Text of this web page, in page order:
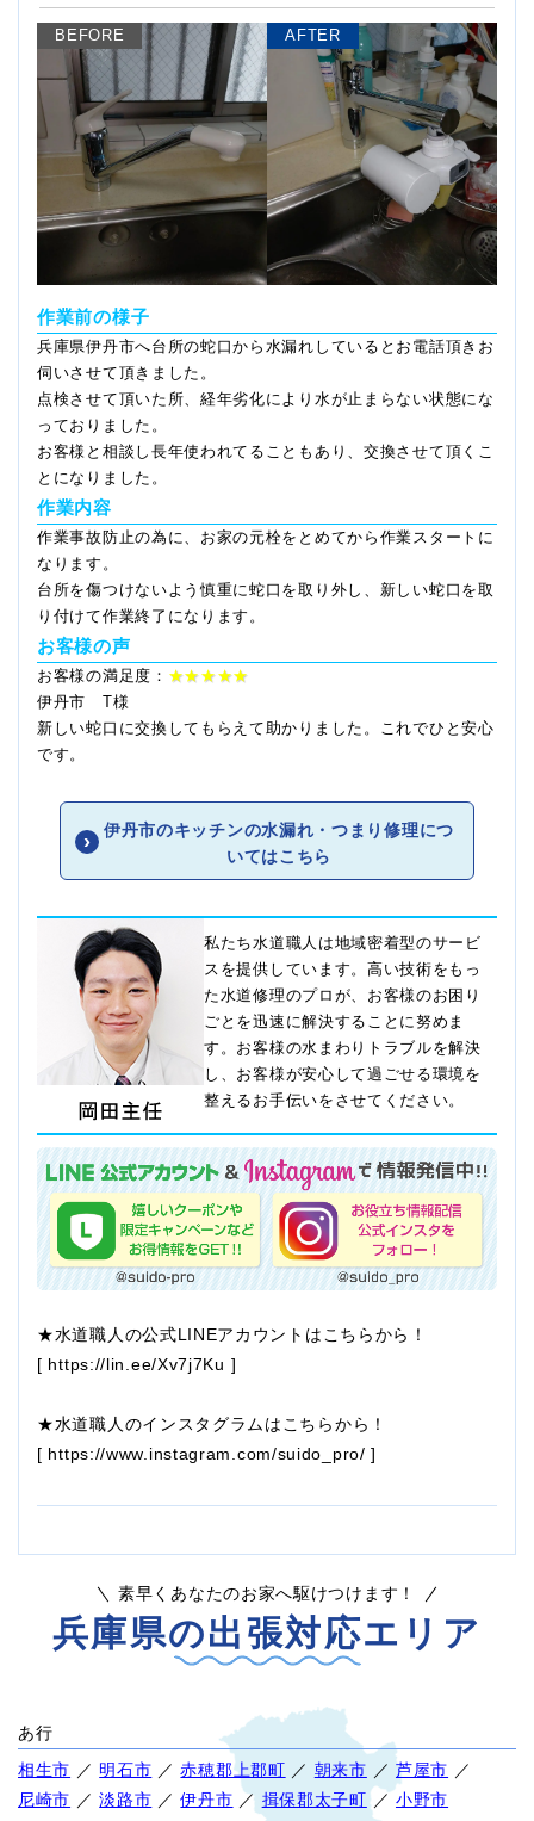
BEFORE AFTER
作業前の様子
兵庫県伊丹市へ台所の蛇口から水漏れしているとお電話頂きお
伺いさせて頂きました。
点検させて頂いた所、経年劣化により水が止まらない状態にな
っておりました。
お客様と相談し長年使われてることもあり、交換させて頂くこ
とになりました。
作業内容
作業事故防止の為に、お家の元栓をとめてから作業スタートに
なります。
台所を傷つけないよう慎重に蛇口を取り外し、新しい蛇口を取
り付けて作業終了になります。
お客様の声
お客様の満足度： ★★★★★
伊丹市 T様
新しい蛇口に交換してもらえて助かりました。これでひと安心
です。
伊丹市のキッチンの水漏れ・つまり修理につ
いてはこちら
私たち水道職人は地域密着型のサービ
スを提供しています。高い技術をもっ
た水道修理のプロが、お客様のお困り
ごとを迅速に解決することに努めま
す。お客様の水まわりトラブルを解決
し、お客様が安心して過ごせる環境を
整えるお手伝いをさせてください。
★水道職人の公式LINEアカウントはこちらから！
[ https://lin.ee/Xv7j7Ku ]
★水道職人のインスタグラムはこちらから！
[ https://www.instagram.com/suido_pro/ ]
素早くあなたのお家へ駆けつけます！
兵庫県の出張対応エリア
あ行
相生市 ／ 明石市 ／赤穂郡上郡町 ／ 朝来市 ／ 芦屋市 ／
尼崎市 ／淡路市 ／伊丹市 ／ 揖保郡太子町 ／ 小野市